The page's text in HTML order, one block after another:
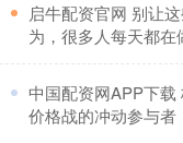
启牛配资官网 别让
为，很多人每天都在
中国配资网APP下载
价格战的冲动参与